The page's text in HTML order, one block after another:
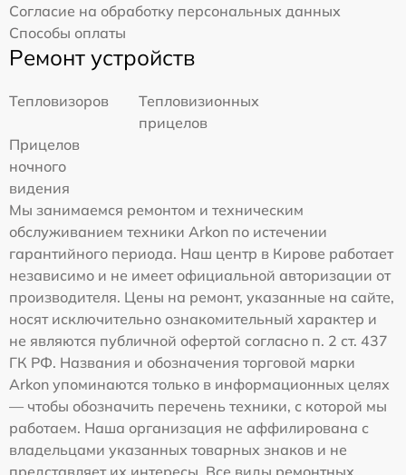
Согласие на обработку персональных данных
Способы оплаты
Ремонт устройств
Тепловизоров
Тепловизионных
прицелов
Прицелов
ночного
видения
Мы занимаемся ремонтом и техническим
обслуживанием техники Arkon по истечении
гарантийного периода. Наш центр в Кирове работает
независимо и не имеет официальной авторизации от
производителя. Цены на ремонт, указанные на сайте,
носят исключительно ознакомительный характер и
не являются публичной офертой согласно п. 2 ст. 437
ГК РФ. Названия и обозначения торговой марки
Arkon упоминаются только в информационных целях
— чтобы обозначить перечень техники, с которой мы
работаем. Наша организация не аффилирована с
владельцами указанных товарных знаков и не